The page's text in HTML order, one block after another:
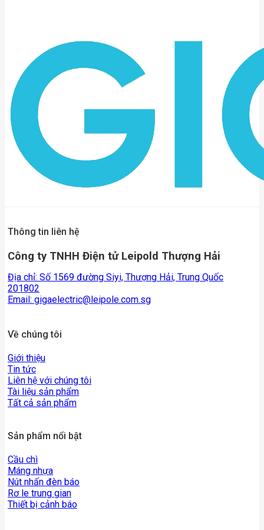
Thông tin liên hệ
Công ty TNHH Điện tử Leipold Thượng Hải
Địa chỉ: Số 1569 đường Siyi, Thượng Hải, Trung Quốc
201802
Email: gigaelectric@leipole.com.sg
Về chúng tôi
Giới thiệu
Tin tức
Liên hệ với chúng tôi
Tài liệu sản phẩm
Tất cả sản phẩm
Sản phẩm nổi bật
Cầu chì
Máng nhựa
Nút nhấn đèn báo
Rơ le trung gian
Thiết bị cảnh báo